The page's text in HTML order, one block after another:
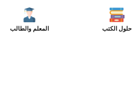
حلول الكتب المعلم والطالب